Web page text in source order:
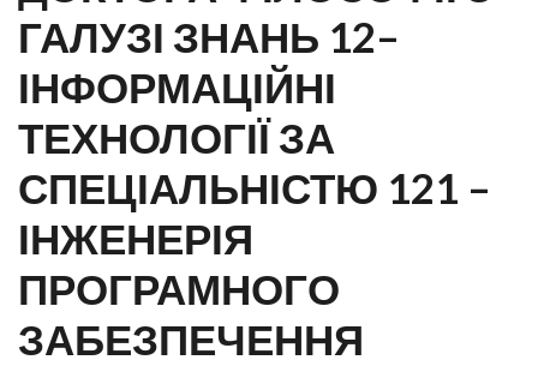
ГАЛУЗІ ЗНАНЬ 12–
ІНФОРМАЦІЙНІ
ТЕХНОЛОГІЇ ЗА
СПЕЦІАЛЬНІСТЮ 121 –
ІНЖЕНЕРІЯ
ПРОГРАМНОГО
ЗАБЕЗПЕЧЕННЯ